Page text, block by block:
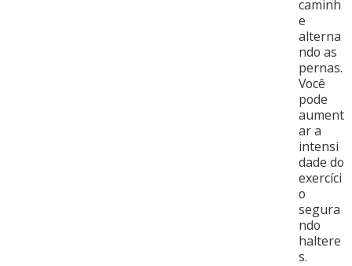
caminh
e
alterna
ndo as
pernas.
Você
pode
aument
ar a
intensi
dade do
exercíci
o
segura
ndo
haltere
s.